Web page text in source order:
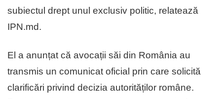
subiectul drept unul exclusiv politic, relatează
IPN.md.
El a anunțat că avocații săi din România au
transmis un comunicat oficial prin care solicită
clarificări privind decizia autorităților române.